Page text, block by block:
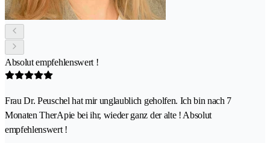
Absolut empfehlenswert !
Frau Dr. Peuschel hat mir unglaublich geholfen. Ich bin nach 7
Monaten TherApie bei ihr, wieder ganz der alte ! Absolut
empfehlenswert !